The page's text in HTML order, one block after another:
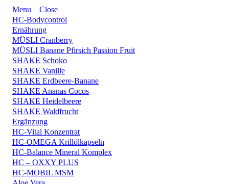
Menu
Close
HC-Bodycontrol
Ernährung
MÜSLI Cranberry
MÜSLI Banane Pfirsich Passion Fruit
SHAKE Schoko
SHAKE Vanille
SHAKE Erdbeere-Banane
SHAKE Ananas Cocos
SHAKE Heidelbeere
SHAKE Waldfrucht
Ergänzung
HC-Vital Konzentrat
HC-OMEGA Krillölkapseln
HC-Balance Mineral Komplex
HC – OXXY PLUS
HC-MOBIL MSM